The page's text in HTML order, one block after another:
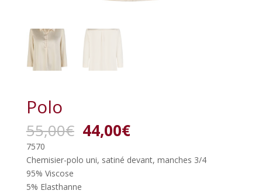
Polo
55,00€ Le
prix
initial
était :
44,00€Le
prix
actuel
est :
7570
Chemisier-polo uni, satiné devant, manches 3/4
95% Viscose
5% Elasthanne